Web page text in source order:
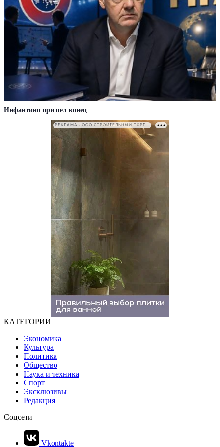
Инфантино пришел конец
РЕКЛАМА • ООО СТРОИТЕЛЬНЫЙ ТОРГОВЫЙ ДОМ «ПЕТРОВИЧ». ИНН: 7802348846
КАТЕГОРИИ
Экономика
Культура
Политика
Общество
Наука и техника
Спорт
Эксклюзивы
Редакция
Соцсети
Vkontakte